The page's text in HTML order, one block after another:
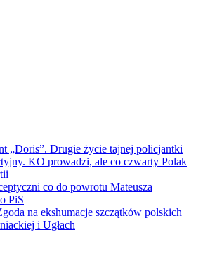
„Doris”. Drugie życie tajnej policjantki
KO prowadzi, ale co czwarty Polak
co do powrotu Mateusza
PiS
na ekshumacje szczątków polskich
i Ugłach